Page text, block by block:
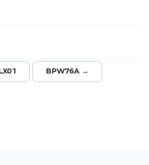
BPW76A →